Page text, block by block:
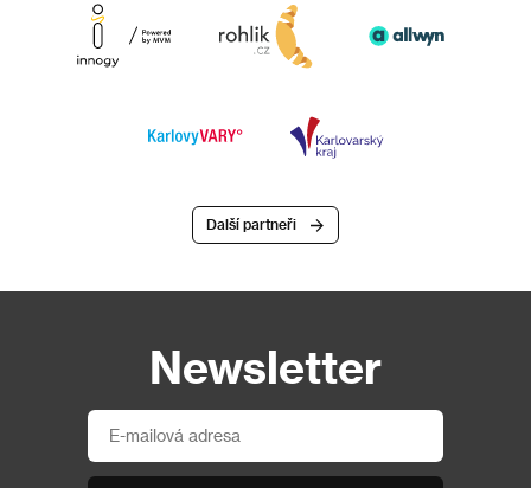
Další partneři
Newsletter